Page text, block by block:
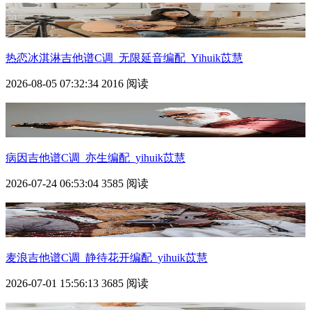
热恋冰淇淋吉他谱C调_无限延音编配_Yihuik苡慧
2026-08-05 07:32:34 2016 阅读
病因吉他谱C调_亦生编配_yihuik苡慧
2026-07-24 06:53:04 3585 阅读
麦浪吉他谱C调_静待花开编配_yihuik苡慧
2026-07-01 15:56:13 3685 阅读